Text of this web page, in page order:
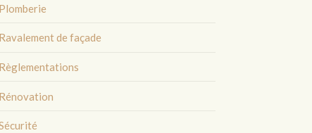
Plomberie
Ravalement de façade
Règlementations
Rénovation